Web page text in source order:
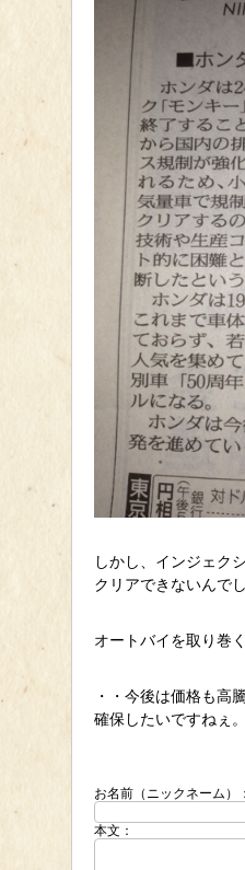
しかし、インジェク
クリアできないんで
オートバイを取り巻
・・今後は価格も高
確保したいですねぇ。
お名前（ニックネーム）：
本文：